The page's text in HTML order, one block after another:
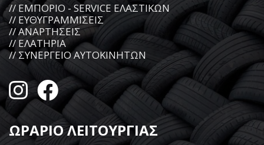
// ΕΜΠΟΡΙΟ - SERVICE ΕΛΑΣΤΙΚΩΝ
// ΕΥΘΥΓΡΑΜΜΙΣΕΙΣ
// ΑΝΑΡΤΗΣΕΙΣ
// ΕΛΑΤΗΡΙΑ
// ΣΥΝΕΡΓΕΙΟ ΑΥΤΟΚΙΝΗΤΩΝ
ΩΡΑΡΙΟ ΛΕΙΤΟΥΡΓΙΑΣ